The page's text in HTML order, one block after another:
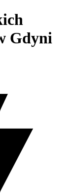
Gdyni